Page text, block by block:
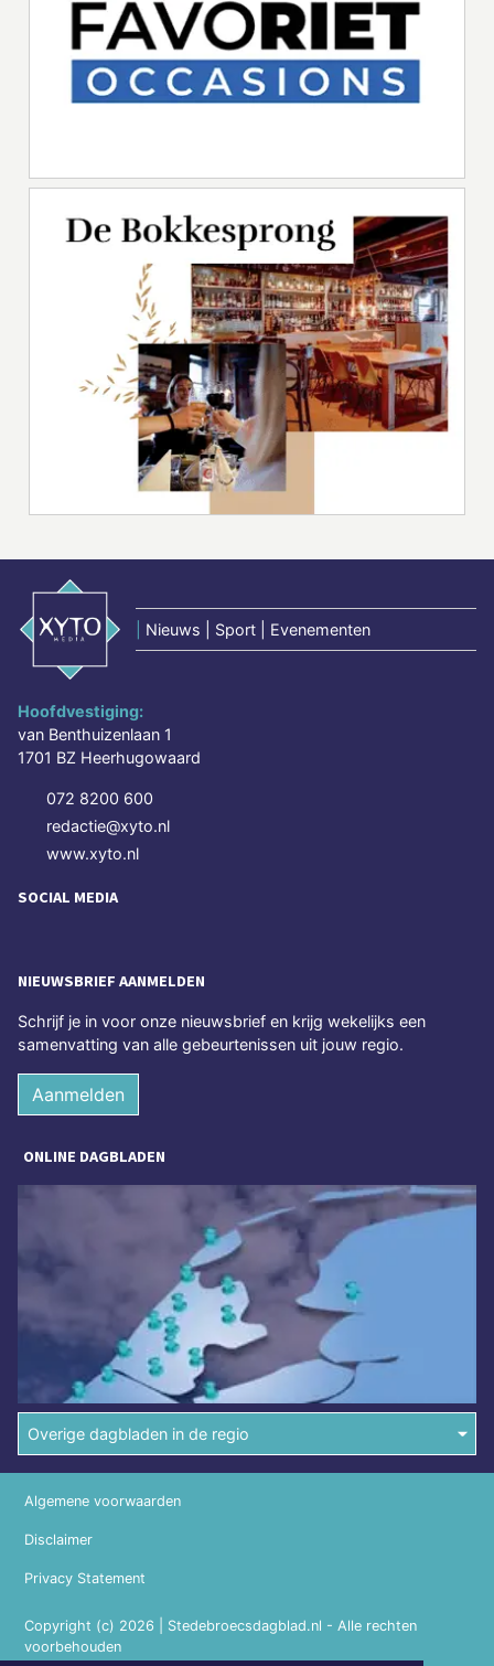
Nieuws | Sport | Evenementen
Hoofdvestiging:
van Benthuizenlaan 1
1701 BZ Heerhugowaard
072 8200 600
redactie@xyto.nl
www.xyto.nl
SOCIAL MEDIA
NIEUWSBRIEF AANMELDEN
Schrijf je in voor onze nieuwsbrief en krijg wekelijks een
samenvatting van alle gebeurtenissen uit jouw regio.
Aanmelden
ONLINE DAGBLADEN
Overige dagbladen in de regio
Copyright (c) 2026 | Stedebroecsdagblad.nl - Alle rechten
voorbehouden
Algemene voorwaarden
Disclaimer
Privacy Statement